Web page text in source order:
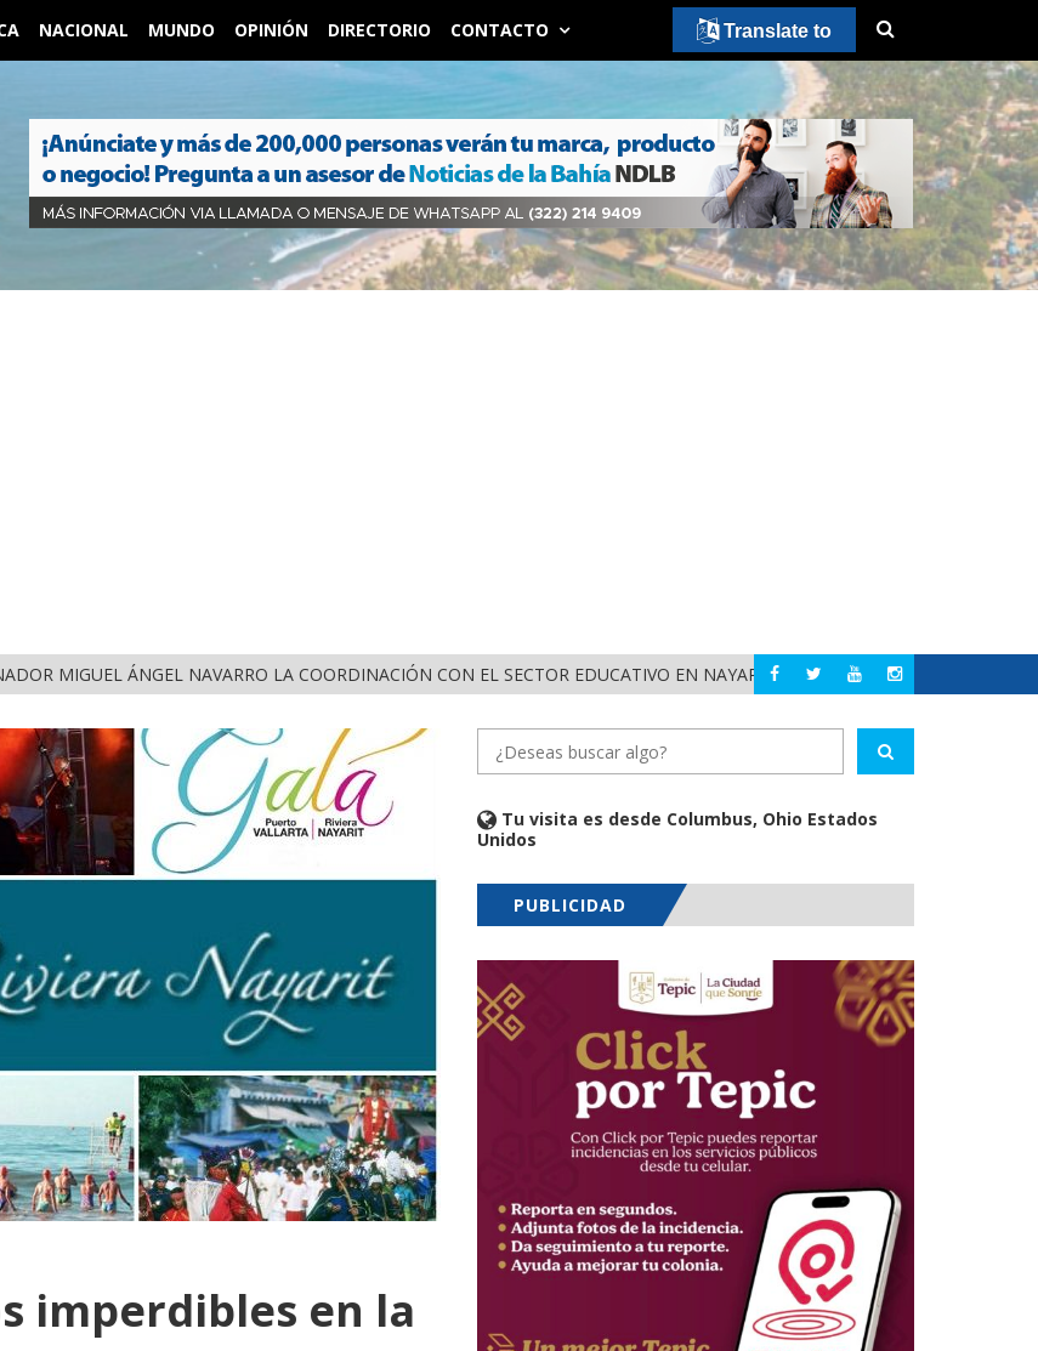
NACIONAL MUNDO OPINIÓN DIRECTORIO CONTACTO
SOBRE ESCLAVITUD MODERNA Y FALSAS OFERTAS DE TRABAJO BAHÍA DE BANDERAS
imperdibles en la
Tu visita es desde Columbus, Ohio Estados
Unidos
PUBLICIDAD
Translate to